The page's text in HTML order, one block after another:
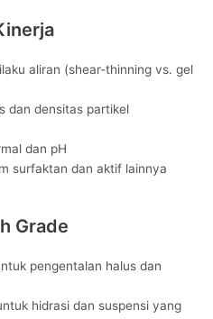
aliran (shear-thinning vs. gel
dan densitas partikel
dan pH
surfaktan dan aktif lainnya
Grade
pengentalan halus dan
hidrasi dan suspensi yang